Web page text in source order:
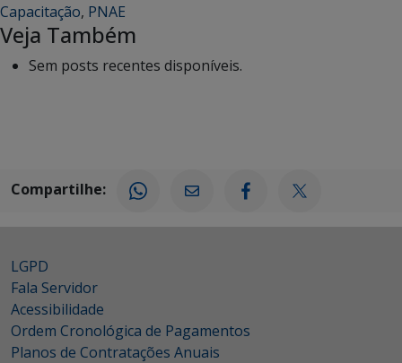
Capacitação, PNAE
Veja Também
Sem posts recentes disponíveis.
Compartilhe:
LGPD
Fala Servidor
Acessibilidade
Ordem Cronológica de Pagamentos
Planos de Contratações Anuais